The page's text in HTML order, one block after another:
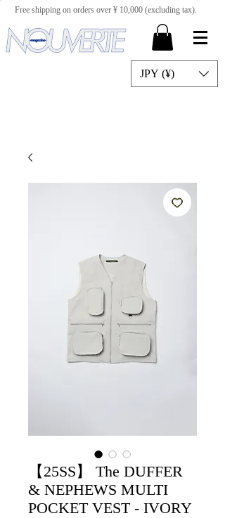
Free shipping on orders over ¥ 10,000 (excluding tax).
JPY (¥)
【25SS】 The DUFFER
& NEPHEWS MULTI
POCKET VEST - IVORY